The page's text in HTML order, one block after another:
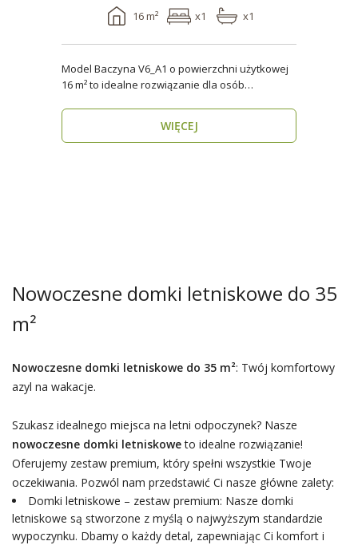
16 m² x1 x1
Model Baczyna V6_A1 o powierzchni użytkowej
16 m² to idealne rozwiązanie dla osób
WIĘCEJ
Nowoczesne domki letniskowe do 35
m²
Nowoczesne domki letniskowe do 35 m²: Twój komfortowy
azyl na wakacje.
Szukasz idealnego miejsca na letni odpoczynek? Nasze
nowoczesne domki letniskoweto idealne rozwiązanie!
Oferujemy zestaw premium, który spełni wszystkie Twoje
oczekiwania. Pozwól nam przedstawić Ci nasze główne zalety:
Domki letniskowe – zestaw premium: Nasze domki
letniskowe są stworzone z myślą o najwyższym standardzie
wypoczynku. Dbamy o każdy detal, zapewniając Ci komfort i